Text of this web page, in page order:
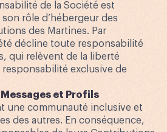
de la Société est
rôle d’hébergeur des
des Martines. Par
décline toute responsabilité
qui relèvent de la liberté
responsabilité exclusive de
et Profils
une communauté inclusive et
des autres. En conséquence,